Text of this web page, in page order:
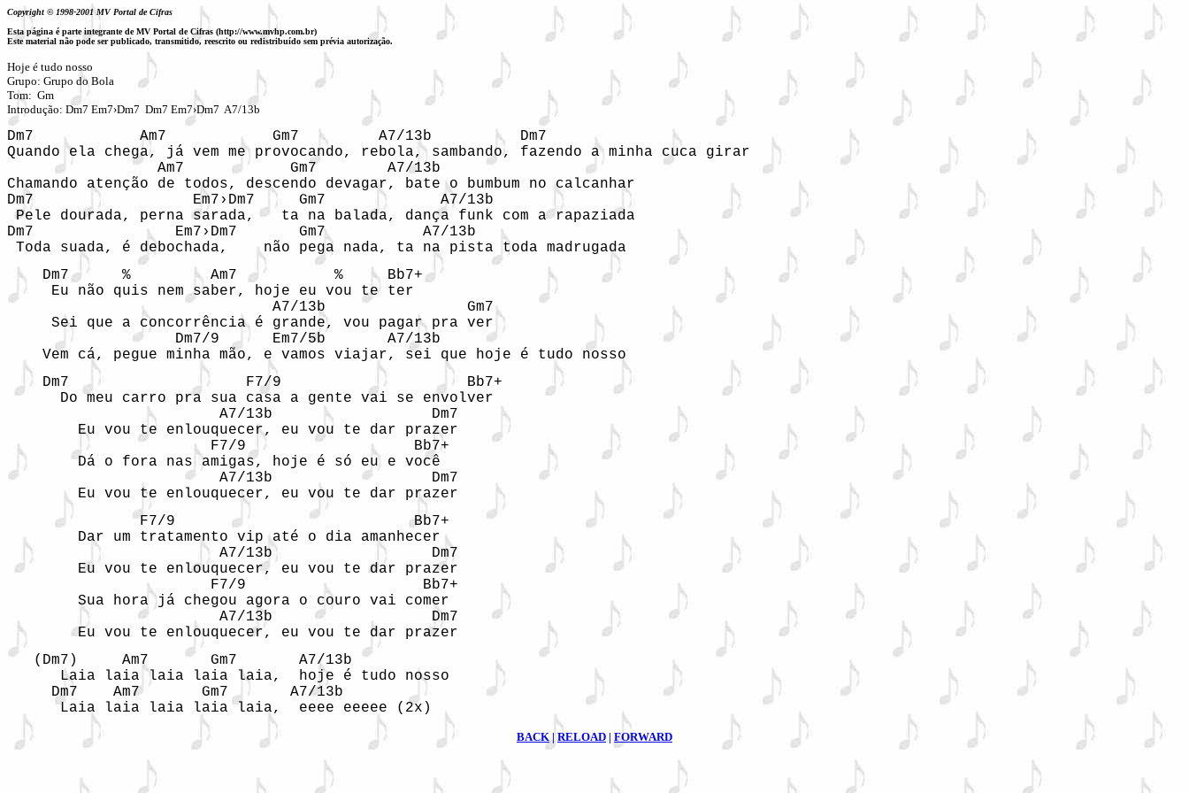
Copyright © 1998-2001 MV Portal de Cifras
Esta página é parte integrante de MV Portal de Cifras (http://www.mvhp.com.br)
Este material não pode ser publicado, transmitido, reescrito ou redistribuído sem prévia autorização.
Hoje é tudo nosso
Grupo: Grupo do Bola
Tom:  Gm
Introdução: Dm7 Em7›Dm7  Dm7 Em7›Dm7  A7/13b
Dm7            Am7            Gm7         A7/13b          Dm7
Quando ela chega, já vem me provocando, rebola, sambando, fazendo a minha cuca girar
                 Am7            Gm7        A7/13b
Chamando atenção de todos, descendo devagar, bate o bumbum no calcanhar
Dm7                  Em7›Dm7     Gm7             A7/13b
Pele dourada, perna sarada,   ta na balada, dança funk com a rapaziada
Dm7                Em7›Dm7       Gm7           A7/13b
Toda suada, é debochada,    não pega nada, ta na pista toda madrugada
    Dm7      %         Am7           %     Bb7+
     Eu não quis nem saber, hoje eu vou te ter
                              A7/13b                Gm7
     Sei que a concorrência é grande, vou pagar pra ver
                   Dm7/9      Em7/5b       A7/13b
    Vem cá, pegue minha mão, e vamos viajar, sei que hoje é tudo nosso
    Dm7                    F7/9                     Bb7+
      Do meu carro pra sua casa a gente vai se envolver
                        A7/13b                  Dm7
        Eu vou te enlouquecer, eu vou te dar prazer
                       F7/9                   Bb7+
        Dá o fora nas amigas, hoje é só eu e você
                        A7/13b                  Dm7
        Eu vou te enlouquecer, eu vou te dar prazer
               F7/9                           Bb7+
        Dar um tratamento vip até o dia amanhecer
                        A7/13b                  Dm7
        Eu vou te enlouquecer, eu vou te dar prazer
                       F7/9                    Bb7+
        Sua hora já chegou agora o couro vai comer
                        A7/13b                  Dm7
        Eu vou te enlouquecer, eu vou te dar prazer
   (Dm7)     Am7       Gm7       A7/13b
      Laia laia laia laia laia,  hoje é tudo nosso
     Dm7    Am7       Gm7       A7/13b
BACK | RELOAD | FORWARD